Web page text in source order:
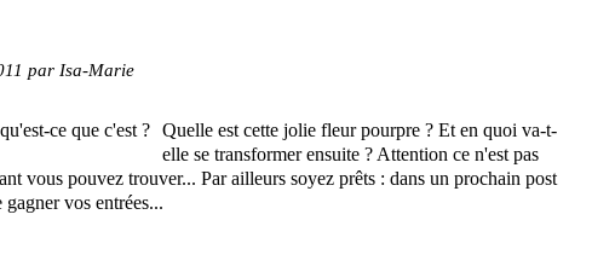
par Isa-Marie
Quelle est cette jolie fleur pourpre ? Et en quoi va-t-
elle se transformer ensuite ? Attention ce n'est pas
vous pouvez trouver... Par ailleurs soyez prêts : dans un prochain post
vos entrées...